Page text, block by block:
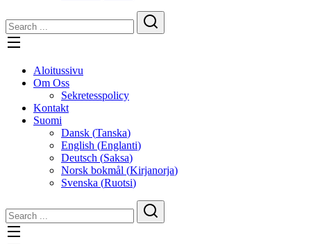
Aloitussivu
Om Oss
Sekretesspolicy
Kontakt
Suomi
Dansk (Tanska)
English (Englanti)
Deutsch (Saksa)
Norsk bokmål (Kirjanorja)
Svenska (Ruotsi)